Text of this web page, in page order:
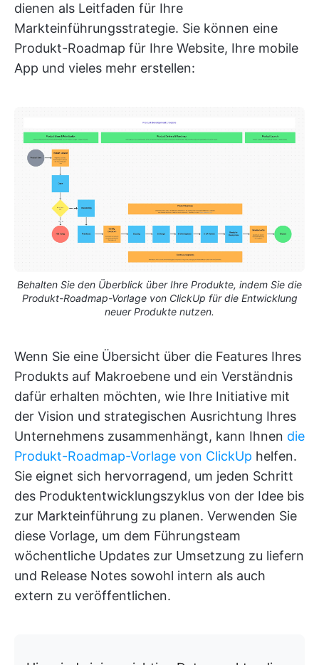
dienen als Leitfaden für Ihre
Markteinführungsstrategie. Sie können eine
Produkt-Roadmap für Ihre Website, Ihre mobile
App und vieles mehr erstellen:
Behalten Sie den Überblick über Ihre Produkte, indem Sie die
Produkt-Roadmap-Vorlage von ClickUp für die Entwicklung
neuer Produkte nutzen.
Wenn Sie eine Übersicht über die Features Ihres
Produkts auf Makroebene und ein Verständnis
dafür erhalten möchten, wie Ihre Initiative mit
der Vision und strategischen Ausrichtung Ihres
Unternehmens zusammenhängt, kann Ihnen die
Produkt-Roadmap-Vorlage von ClickUp helfen.
Sie eignet sich hervorragend, um jeden Schritt
des Produktentwicklungszyklus von der Idee bis
zur Markteinführung zu planen. Verwenden Sie
diese Vorlage, um dem Führungsteam
wöchentliche Updates zur Umsetzung zu liefern
und Release Notes sowohl intern als auch
extern zu veröffentlichen.